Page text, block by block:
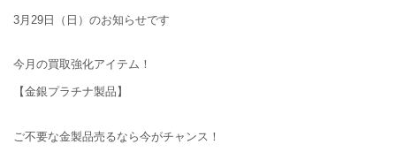
3月29日（日）のお知らせです
今月の買取強化アイテム！
【金銀プラチナ製品】
ご不要な金製品売るなら今がチャンス！